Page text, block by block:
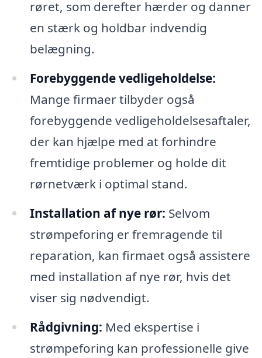
røret, som derefter hærder og danner
en stærk og holdbar indvendig
belægning.
Forebyggende vedligeholdelse:
Mange firmaer tilbyder også
forebyggende vedligeholdelsesaftaler,
der kan hjælpe med at forhindre
fremtidige problemer og holde dit
rørnetværk i optimal stand.
Installation af nye rør: Selvom
strømpeforing er fremragende til
reparation, kan firmaet også assistere
med installation af nye rør, hvis det
viser sig nødvendigt.
Rådgivning: Med ekspertise i
strømpeforing kan professionelle give